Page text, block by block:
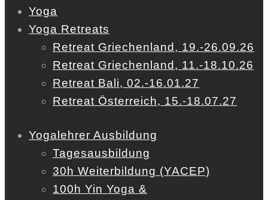
Yoga
Yoga Retreats
Retreat Griechenland, 19.-26.09.26
Retreat Griechenland, 11.-18.10.26
Retreat Bali, 02.-16.01.27
Retreat Österreich, 15.-18.07.27
Yogalehrer Ausbildung
Tagesausbildung
30h Weiterbildung (YACEP)
100h Yin Yoga &